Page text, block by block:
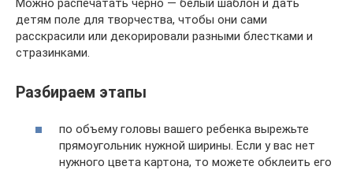
Можно распечатать черно — белый шаблон и дать
детям поле для творчества, чтобы они сами
расскрасили или декорировали разными блестками и
стразинками.
Разбираем этапы
по объему головы вашего ребенка вырежьте
прямоугольник нужной ширины. Если у вас нет
нужного цвета картона, то можете обклеить его